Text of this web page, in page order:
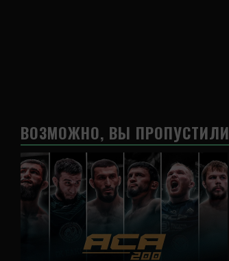
ВОЗМОЖНО, ВЫ ПРОПУСТИЛИ